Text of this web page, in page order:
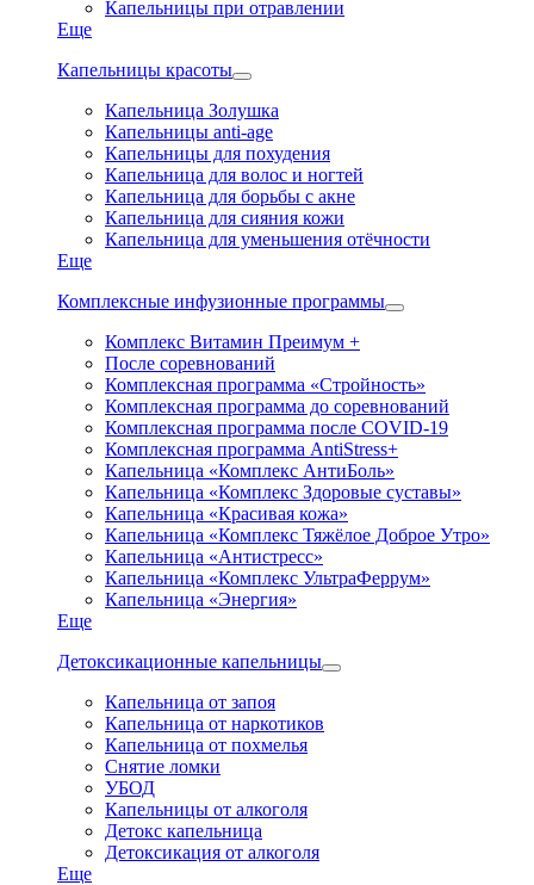
Капельницы при отравлении
Еще
Капельницы красоты
Капельница Золушка
Капельницы anti-age
Капельницы для похудения
Капельница для волос и ногтей
Капельница для борьбы с акне
Капельница для сияния кожи
Капельница для уменьшения отёчности
Еще
Комплексные инфузионные программы
Комплекс Витамин Преимум +
После соревнований
Комплексная программа «Стройность»
Комплексная программа до соревнований
Комплексная программа после COVID-19
Комплексная программа AntiStress+
Капельница «Комплекс АнтиБоль»
Капельница «Комплекс Здоровые суставы»
Капельница «Красивая кожа»
Капельница «Комплекс Тяжёлое Доброе Утро»
Капельница «Антистресс»
Капельница «Комплекс УльтраФеррум»
Капельница «Энергия»
Еще
Детоксикационные капельницы
Капельница от запоя
Капельница от наркотиков
Капельница от похмелья
Снятие ломки
УБОД
Капельницы от алкоголя
Детокс капельница
Детоксикация от алкоголя
Еще